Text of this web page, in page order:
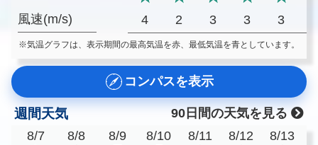
風速(m/s) 4 2 3 3 3
※気温グラフは、表示期間の最高気温を赤、最低気温を青としています。
コンパスを表示
週間天気
90日間の天気を見る
8/7
8/8
8/9
8/10
8/11
8/12
8/13